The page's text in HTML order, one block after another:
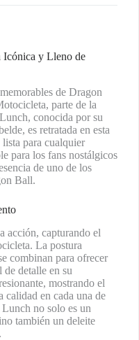
y Lleno de
de Dragon
parte de la
conocida por su
es retratada en esta
para cualquier
para los fans nostálgicos
de uno de los
Ball.
acción, capturando el
La postura
combinan para ofrecer
detalle en su
mostrando el
en cada una de
no solo es un
también un deleite